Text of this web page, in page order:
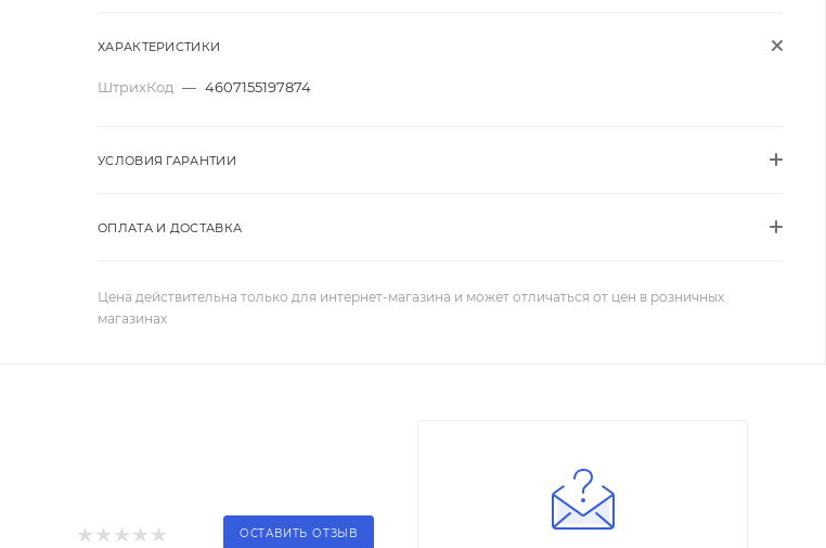
ХАРАКТЕРИСТИКИ
ШтрихКод — 4607155197874
УСЛОВИЯ ГАРАНТИИ
ОПЛАТА И ДОСТАВКА
Цена действительна только для интернет-магазина и может отличаться от цен в розничных
магазинах
ОСТАВИТЬ ОТЗЫВ